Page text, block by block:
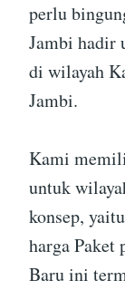
perlu
Jambi hadir
di wilayah
Jambi.
Kami
untuk
konsep,
harga Paket
Baru ini